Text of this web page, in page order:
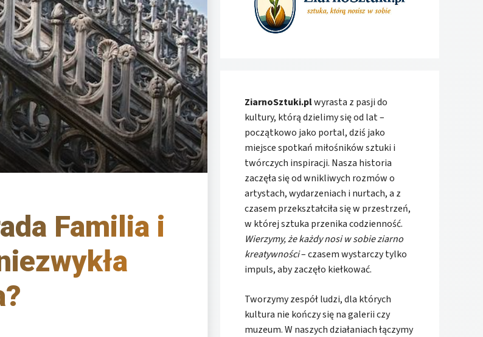
Familia i
ZiarnoSztuki.plwyrasta z pasji do
kultury, którą dzielimy się od lat –
początkowo jako portal, dziś jako
miejsce spotkań miłośników sztuki i
twórczych inspiracji. Nasza historia
zaczęła się od wnikliwych rozmów o
artystach, wydarzeniach i nurtach, a z
czasem przekształciła się w przestrzeń,
w której sztuka przenika codzienność.
Wierzymy, że każdy nosi w sobie ziarno
kreatywności– czasem wystarczy tylko
impuls, aby zaczęło kiełkować.
Tworzymy zespół ludzi, dla których
kultura nie kończy się na galerii czy
muzeum. W naszych działaniach łączymy